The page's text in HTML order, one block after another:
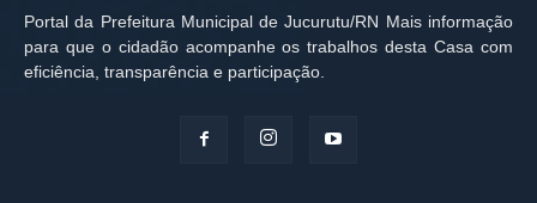
Portal da Prefeitura Municipal de Jucurutu/RN Mais informação
para que o cidadão acompanhe os trabalhos desta Casa com
eficiência, transparência e participação.